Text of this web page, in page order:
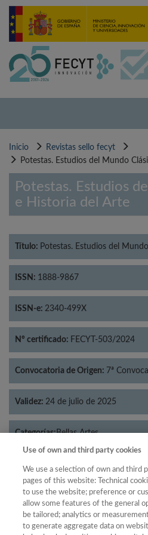
Pasar
contenido
Inicio
Revistas sello fecyt
Potestas. Estudios del Mundo
Potestas. Estudios
e Historia del Arte
Título: Potestas. Estudios del
ISSN: 1888-9867
ISSN-e: 2340-499X
Nº certificado: FECYT-503/2024
Convocatoria de Origen: 7ª
Validez: 24 de julio de 2025
Categorías:Bellas Artes
Año
Año Filtrar
Use of own and third party cookies
We use a selection of own and third
pages of this website: Technical
to use the website; preference or
allow some features of the general
be tailored; analytics or
to generate aggregate data on